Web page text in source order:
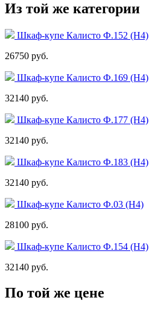
Из той же категории
Шкаф-купе Калисто Ф.152 (Н4)
26750 руб.
Шкаф-купе Калисто Ф.169 (Н4)
32140 руб.
Шкаф-купе Калисто Ф.177 (Н4)
32140 руб.
Шкаф-купе Калисто Ф.183 (Н4)
32140 руб.
Шкаф-купе Калисто Ф.03 (Н4)
28100 руб.
Шкаф-купе Калисто Ф.154 (Н4)
32140 руб.
По той же цене